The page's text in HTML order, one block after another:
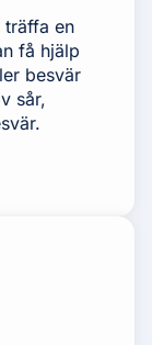
träffa en
få hjälp
besvär
sår,